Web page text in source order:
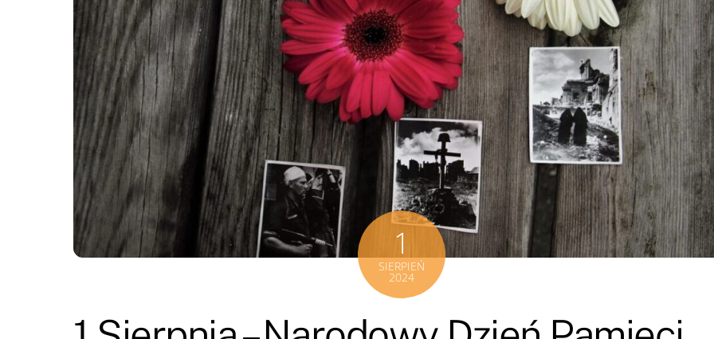
1
SIERPIEŃ
2024